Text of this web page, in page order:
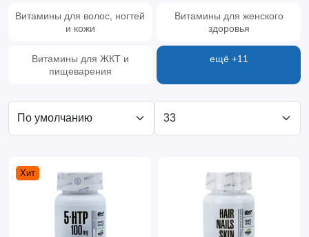
Витамины для волос, ногтей
и кожи
Витамины для женского
здоровья
Витамины для ЖКТ и
пищеварения
ещё +11
Хит